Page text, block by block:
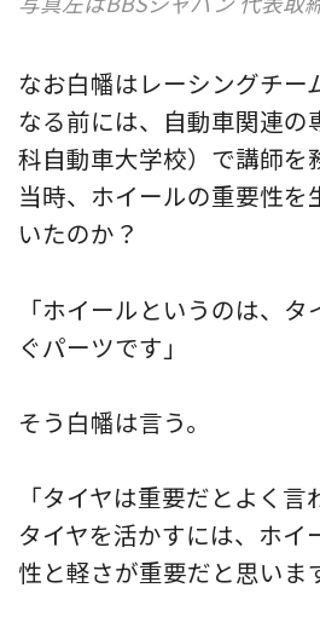
なお白幡はレーシングチー
なる前には、自動車関連の
科自動車大学校）で講師を
当時、ホイールの重要性を
いたのか？
「ホイールというのは、
ぐパーツです」
そう白幡は言う。
「タイヤは重要だとよく
タイヤを活かすには、ホイ
性と軽さが重要だと思いま